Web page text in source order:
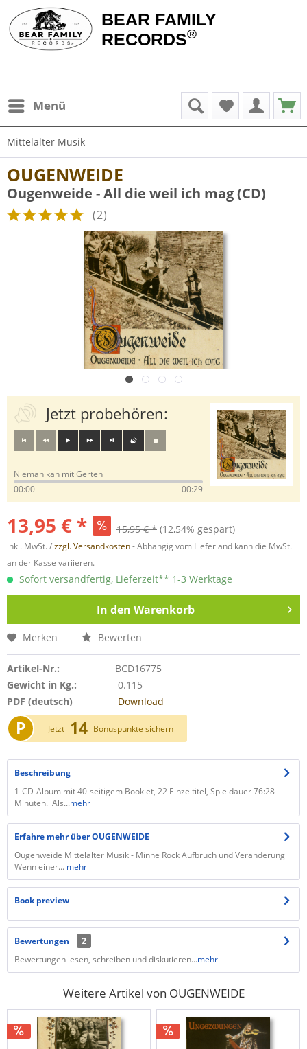
BEAR FAMILY
RECORDS®
Menü
Mittelalter Musik
OUGENWEIDE
Ougenweide - All die weil ich mag (CD)
(2)
Jetzt probehören:
Nieman kan mit Gerten
00:00
00:29
13,95 € * 15,95 € * (12,54% gespart)
inkl. MwSt. /zzgl. Versandkosten- Abhängig vom Lieferland kann die MwSt.
an der Kasse variieren.
Sofort versandfertig, Lieferzeit** 1-3 Werktage
In den Warenkorb
Merken Bewerten
Artikel-Nr.:
BCD16775
Gewicht in Kg.:
0.115
PDF (deutsch)
Download
P Jetzt 14 Bonuspunkte sichern
Beschreibung
1-CD-Album mit 40-seitigem Booklet, 22 Einzeltitel, Spieldauer 76:28
Minuten. Als...mehr
Erfahre mehr über OUGENWEIDE
Ougenweide Mittelalter Musik - Minne Rock Aufbruch und Veränderung
Wenn einer... mehr
Book preview
Bewertungen
2
Bewertungen lesen, schreiben und diskutieren...mehr
Weitere Artikel von OUGENWEIDE